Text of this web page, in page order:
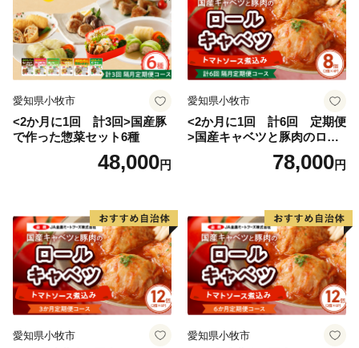
愛知県小牧市
<2か月に1回 計3回>国産豚
で作った惣菜セット6種
48,000円
愛知県小牧市
<2か月に1回 計6回 定期便
>国産キャベツと豚肉のロー
ルキャベツ（4P入り）
78,000円
愛知県小牧市 愛知県小牧市